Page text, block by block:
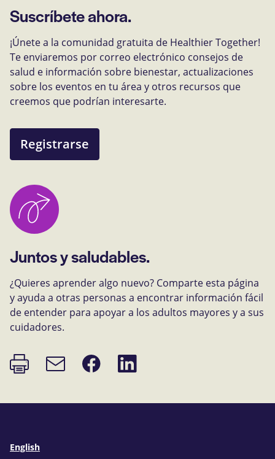
Suscríbete ahora.
¡Únete a la comunidad gratuita de Healthier Together!
Te enviaremos por correo electrónico consejos de
salud e información sobre bienestar, actualizaciones
sobre los eventos en tu área y otros recursos que
creemos que podrían interesarte.
Registrarse
Juntos y saludables.
¿Quieres aprender algo nuevo? Comparte esta página
y ayuda a otras personas a encontrar información fácil
de entender para apoyar a los adultos mayores y a sus
cuidadores.
Imprimir
página
Enlace
de
Compartir
en
Compartir
en
English